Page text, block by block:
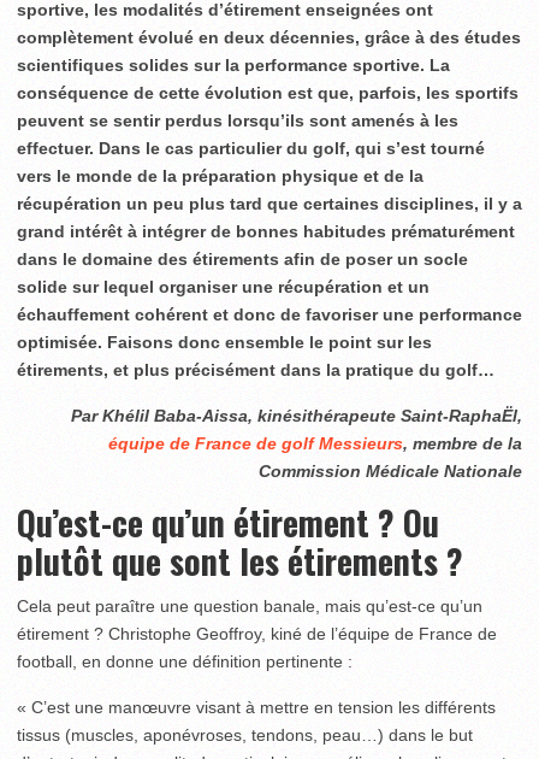
sportive, les modalités d’étirement enseignées ont
complètement évolué en deux décennies, grâce à des études
scientifiques solides sur la performance sportive. La
conséquence de cette évolution est que, parfois, les sportifs
peuvent se sentir perdus lorsqu’ils sont amenés à les
effectuer. Dans le cas particulier du golf, qui s’est tourné
vers le monde de la préparation physique et de la
récupération un peu plus tard que certaines disciplines, il y a
grand intérêt à intégrer de bonnes habitudes prématurément
dans le domaine des étirements afin de poser un socle
solide sur lequel organiser une récupération et un
échauffement cohérent et donc de favoriser une performance
optimisée. Faisons donc ensemble le point sur les
étirements, et plus précisément dans la pratique du golf…
Par Khélil Baba-Aissa, kinésithérapeute Saint-RaphaËl,
équipe de France de golf Messieurs, membre de la
Commission Médicale Nationale
Qu’est-ce qu’un étirement ? Ou
plutôt que sont les étirements ?
Cela peut paraître une question banale, mais qu’est-ce qu’un
étirement ? Christophe Geoffroy, kiné de l’équipe de France de
football, en donne une définition pertinente :
« C’est une manœuvre visant à mettre en tension les différents
tissus (muscles, aponévroses, tendons, peau…) dans le but